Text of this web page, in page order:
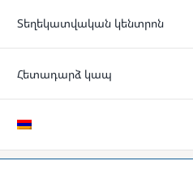
Տեղեկատվական կենտրոն
Հետադարձ կապ